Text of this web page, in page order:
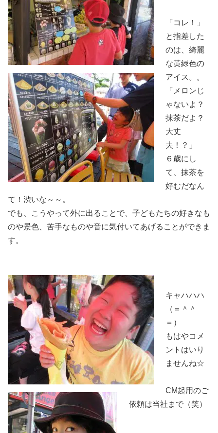
「コレ！」
と指差した
のは、綺麗
な黄緑色の
アイス。。
「メロンじ
ゃないよ？
抹茶だよ？
大丈
夫！？」
６歳にし
て、抹茶を
好むだなん
て！渋いな～～。
でも、こうやって外に出ることで、子どもたちの好きなも
のや景色、苦手なものや音に気付いてあげることができま
す。
キャハハハ
（＝＾＾
＝）
もはやコメ
ントはいり
ませんね☆
CM起用のご
依頼は当社まで（笑）